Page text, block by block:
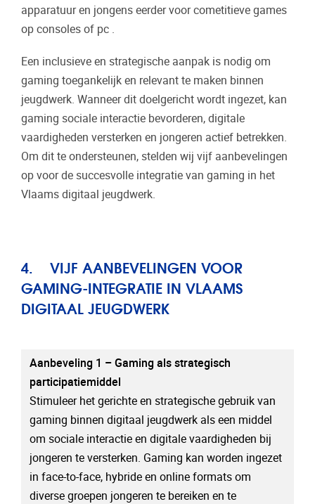
apparatuur en jongens eerder voor cometitieve games
op consoles of pc .
Een inclusieve en strategische aanpak is nodig om
gaming toegankelijk en relevant te maken binnen
jeugdwerk. Wanneer dit doelgericht wordt ingezet, kan
gaming sociale interactie bevorderen, digitale
vaardigheden versterken en jongeren actief betrekken.
Om dit te ondersteunen, stelden wij vijf aanbevelingen
op voor de succesvolle integratie van gaming in het
Vlaams digitaal jeugdwerk.
4. VIJF AANBEVELINGEN VOOR
GAMING-INTEGRATIE IN VLAAMS
DIGITAAL JEUGDWERK
Aanbeveling 1 – Gaming als strategisch
participatiemiddel
Stimuleer het gerichte en strategische gebruik van
gaming binnen digitaal jeugdwerk als een middel
om sociale interactie en digitale vaardigheden bij
jongeren te versterken. Gaming kan worden ingezet
in face-to-face, hybride en online formats om
diverse groepen jongeren te bereiken en te